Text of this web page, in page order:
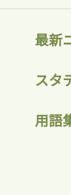
最新
スタ
用語